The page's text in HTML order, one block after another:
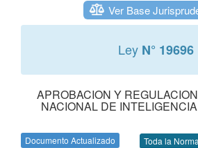
Ver Base
Ley N° 19696
APROBACION Y
NACIONAL DE
Documento Actualizado Toda la Norma